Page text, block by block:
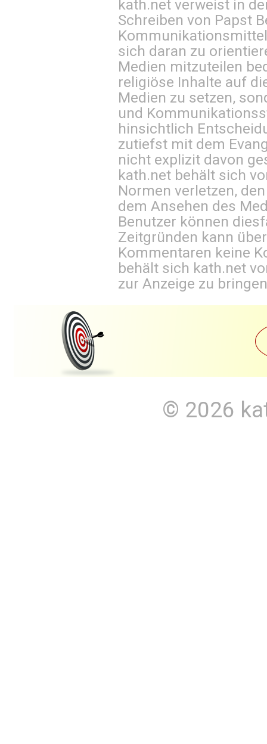
kath.net verweist in
Schreiben von Papst
sich daran zu
Medien mitzuteilen
religiöse Inhalte auf
Medien zu setzen,
und
hinsichtlich
zutiefst mit dem
nicht explizit davon
kath.net behält sich
Normen verletzen,
dem Ansehen des
Benutzer können
Zeitgründen kann
Kommentaren keine
behält sich kath.net
zur Anzeige zu
© 2026